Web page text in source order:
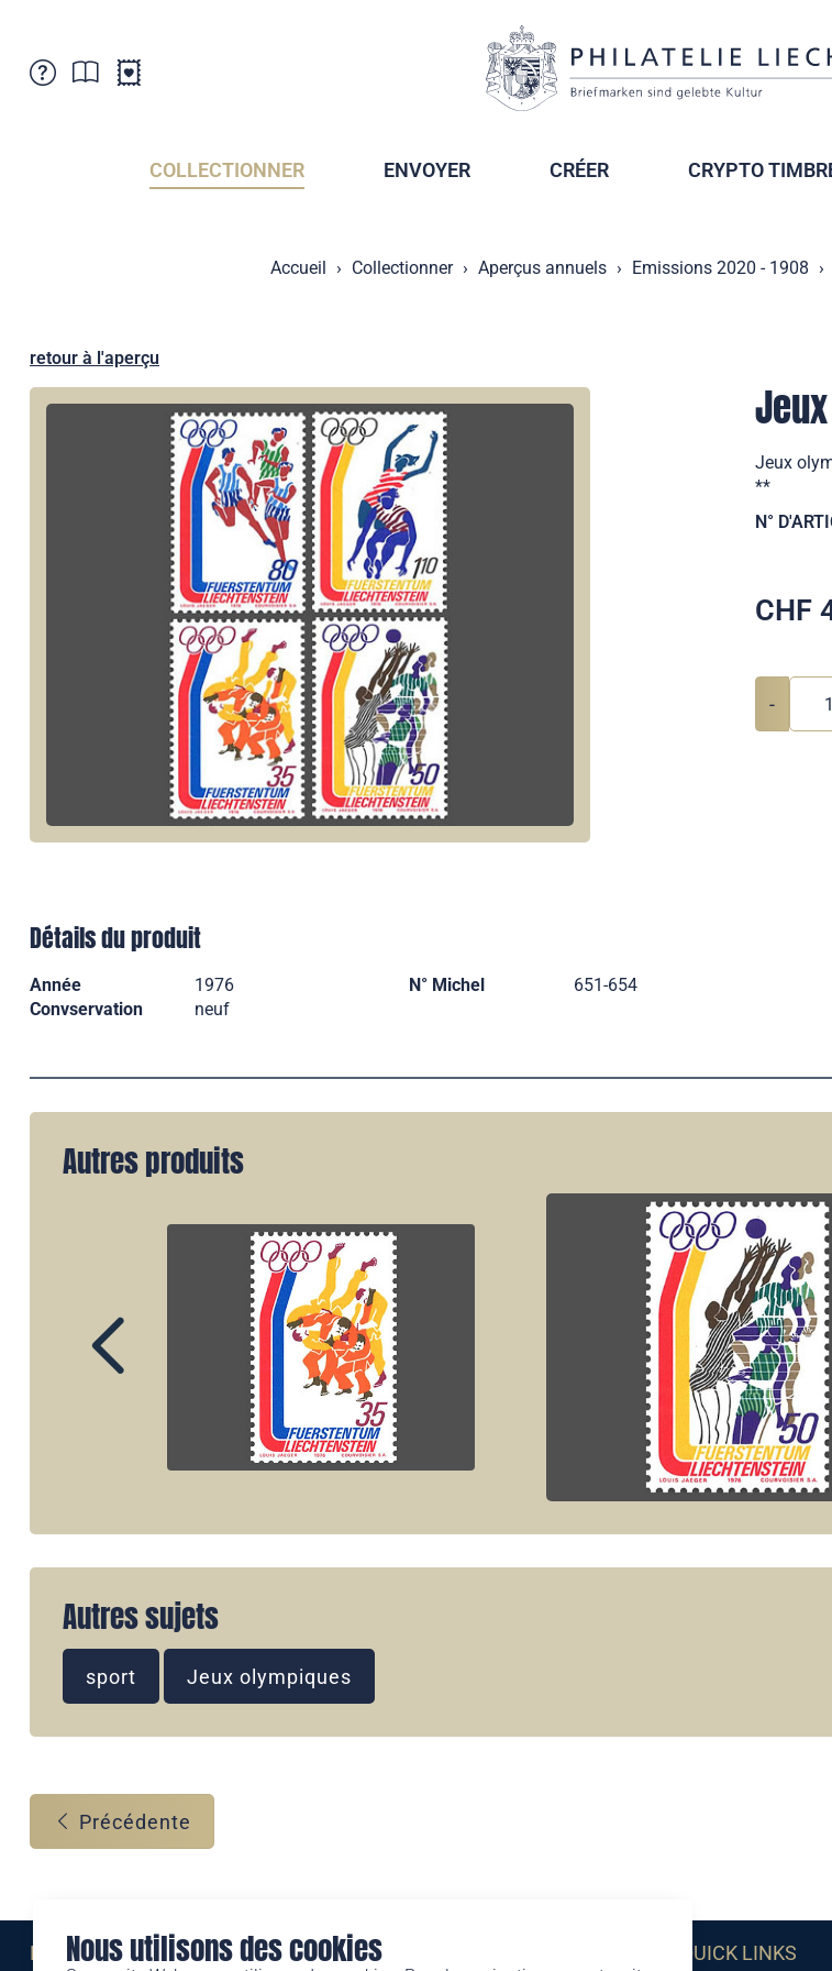
Nous utilisons des cookies
Points de vente
AbonnementCOLLECTIONNER ENVOYER CRÉER CRYPTO
Accueil Collectionner Aperçus annuels Emissions 2020 - 1908
retour à l'aperçu
Jeux
**
N°
CHF
-
Détails du produit
Année 1976 N° Michel
651-654
Convservation
neuf
Autres produits
Autres sujets
sport Jeux olympiques
Précédente
Eine Marke der QUICK LINKS